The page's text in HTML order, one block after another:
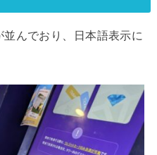
んでおり、日本語表示に